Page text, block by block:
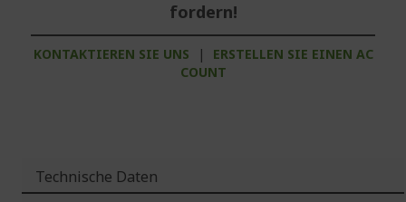
fordern!
KONTAKTIEREN SIE UNS |
ERSTELLEN SIE EINEN AC
COUNT
Technische Daten